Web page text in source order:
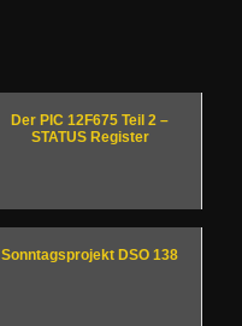
Der PIC 12F675 Teil 2 –
STATUS Register
Sonntagsprojekt DSO 138